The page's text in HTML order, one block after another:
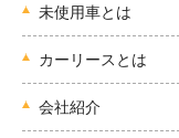
未使用車とは
カーリースとは
会社紹介